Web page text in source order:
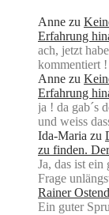
Anne zu
Erfahrung
ach, jetzt
kommentiert
Anne zu
Erfahrung
ja ! da gab´s
und weiss
Ida-Maria zu
zu finden.
Ja, das ist ein
Frage
Rainer
Ein guter